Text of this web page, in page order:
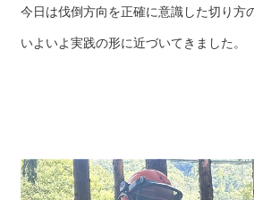
今日は伐倒方向を正確に意識した切り方
いよいよ実践の形に近づいてきました。